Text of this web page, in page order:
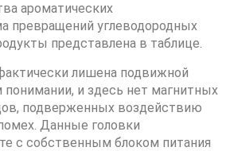
ароматических
превращений углеводородных
представлена в таблице.
лишена подвижной
и здесь нет магнитных
подверженных воздействию
Данные головки
с собственным блоком питания